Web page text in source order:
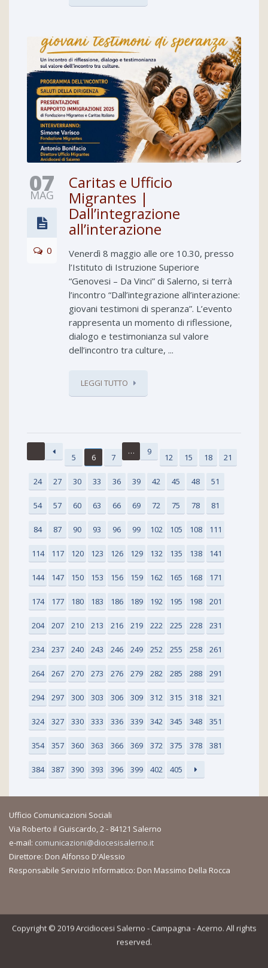
07
MAG
0
Caritas e Ufficio
Migrantes |
Dall’integrazione
all’interazione
Venerdì 8 maggio alle ore 10.30, presso
l’Istituto di Istruzione Superiore
“Genovesi – Da Vinci” di Salerno, si terrà
l’incontro “Dall’integrazione all’interazione:
giovani testimoni di speranza”. L’evento
rappresenta un momento di riflessione,
dialogo e testimonianza sul valore
dell’incontro tra culture, ...
LEGGI TUTTO
5 6 7
… 9
12 15 18 21
24 27 30 33 36 39 42 45 48 51
54 57 60 63 66 69 72 75 78 81
84 87 90 93 96 99 102 105 108 111
114 117 120 123 126 129 132 135 138 141
144 147 150 153 156 159 162 165 168 171
174 177 180 183 186 189 192 195 198 201
204 207 210 213 216 219 222 225 228 231
234 237 240 243 246 249 252 255 258 261
264 267 270 273 276 279 282 285 288 291
294 297 300 303 306 309 312 315 318 321
324 327 330 333 336 339 342 345 348 351
354 357 360 363 366 369 372 375 378 381
384 387 390 393 396 399 402 405
Ufficio Comunicazioni Sociali
Via Roberto il Guiscardo, 2 - 84121 Salerno
e-mail: comunicazioni@diocesisalerno.it
Direttore: Don Alfonso D'Alessio
Responsabile Servizio Informatico: Don Massimo Della Rocca
Copyright © 2019 Arcidiocesi Salerno - Campagna - Acerno. All rights
reserved.